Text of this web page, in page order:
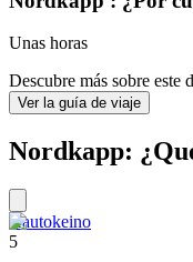
Unas horas
Descubre más sobre este
Ver la guía de viaje
Nordkapp:
Kautokeino
5